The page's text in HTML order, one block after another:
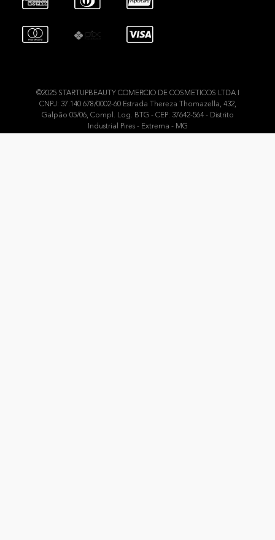
©2025 STARTUPBEAUTY COMERCIO DE COSMETICOS LTDA I
CNPJ: 37.140.678/0002-60 Estrada Thereza Thomazella, 432,
Galpão 05/06, Compl. Log. BTG - CEP: 37642-564 - Distrito
Industrial Pires - Extrema - MG